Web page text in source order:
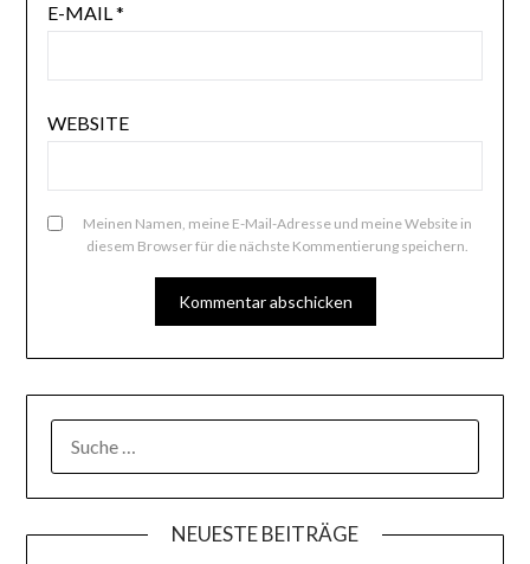
E-MAIL*
WEBSITE
Meinen Namen, meine E-Mail-Adresse und meine Website in
diesem Browser für die nächste Kommentierung speichern.
NACH:
NEUESTE BEITRÄGE